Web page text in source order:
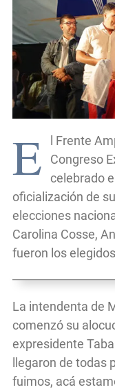
E
l Frente
Congreso
celebrado
oficialización de
elecciones
Carolina Cosse,
fueron los
La intendenta de
comenzó su
expresidente
llegaron de todas
fuimos, acá